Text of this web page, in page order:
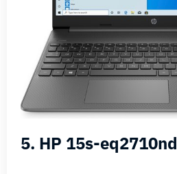
5. HP 15s-eq2710nd